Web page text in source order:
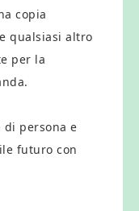
copia
qualsiasi altro
per la
di persona e
futuro con